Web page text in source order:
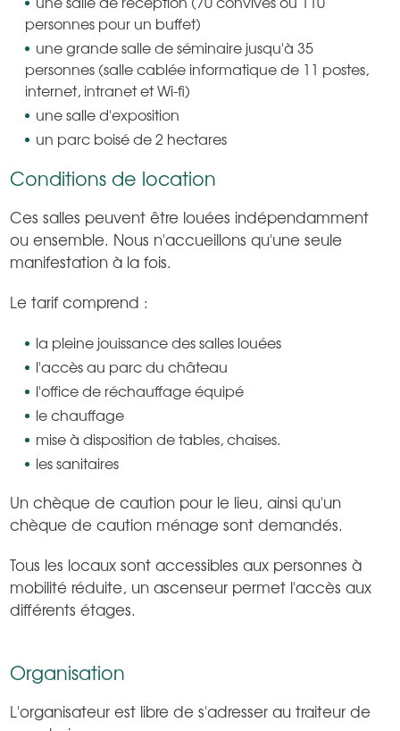
personnes pour un buffet)
une grande salle de séminaire jusqu'à 35
personnes (salle cablée informatique de 11 postes,
internet, intranet et Wi-fi)
une salle d'exposition
un parc boisé de 2 hectares
Conditions de location
Ces salles peuvent être louées indépendamment
ou ensemble. Nous n'accueillons qu'une seule
manifestation à la fois.
Le tarif comprend :
la pleine jouissance des salles louées
l'accès au parc du château
l'office de réchauffage équipé
le chauffage
mise à disposition de tables, chaises.
les sanitaires
Un chèque de caution pour le lieu, ainsi qu'un
chèque de caution ménage sont demandés.
Tous les locaux sont accessibles aux personnes à
mobilité réduite, un ascenseur permet l'accès aux
différents étages.
Organisation
L'organisateur est libre de s'adresser au traiteur de